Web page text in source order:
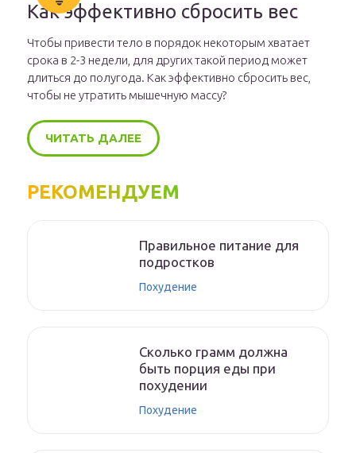
Как эффективно сбросить вес
Чтобы привести тело в порядок некоторым хватает
срока в 2-3 недели, для других такой период может
длиться до полугода. Как эффективно сбросить вес,
чтобы не утратить мышечную массу?
ЧИТАТЬ ДАЛЕЕ
РЕКОМЕНДУЕМ
Правильное питание для
подростков
Похудение
Сколько грамм должна
быть порция еды при
похудении
Похудение